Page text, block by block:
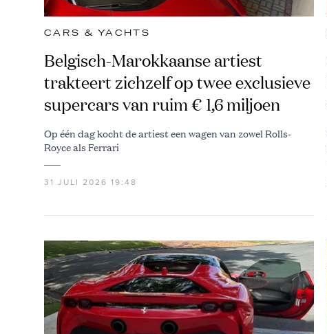
CARS & YACHTS
Belgisch-Marokkaanse artiest
trakteert zichzelf op twee exclusieve
supercars van ruim € 1,6 miljoen
Op één dag kocht de artiest een wagen van zowel Rolls-
Royce als Ferrari
31 JULI 2026 19:48